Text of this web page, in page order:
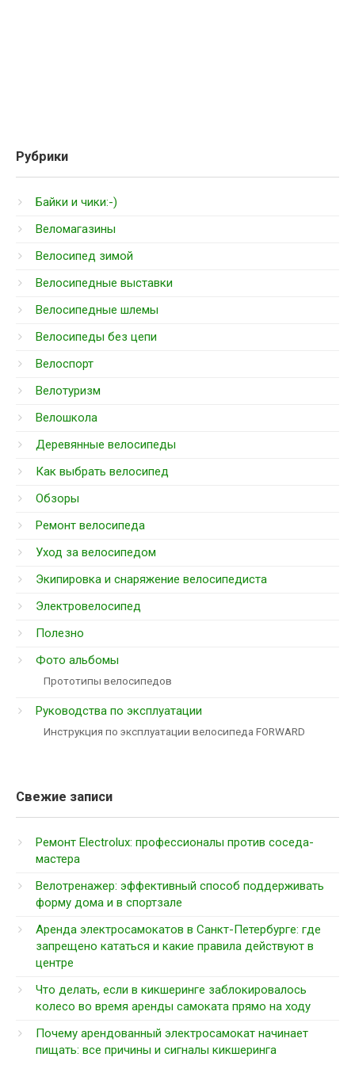
Рубрики
Байки и чики:-)
Веломагазины
Велосипед зимой
Велосипедные выставки
Велосипедные шлемы
Велосипеды без цепи
Велоспорт
Велотуризм
Велошкола
Деревянные велосипеды
Как выбрать велосипед
Обзоры
Ремонт велосипеда
Уход за велосипедом
Экипировка и снаряжение велосипедиста
Электровелосипед
Полезно
Фото альбомы
Прототипы велосипедов
Руководства по эксплуатации
Инструкция по эксплуатации велосипеда FORWARD
Свежие записи
Ремонт Electrolux: профессионалы против соседа-
мастера
Велотренажер: эффективный способ поддерживать
форму дома и в спортзале
Аренда электросамокатов в Санкт-Петербурге: где
запрещено кататься и какие правила действуют в
центре
Что делать, если в кикшеринге заблокировалось
колесо во время аренды самоката прямо на ходу
Почему арендованный электросамокат начинает
пищать: все причины и сигналы кикшеринга